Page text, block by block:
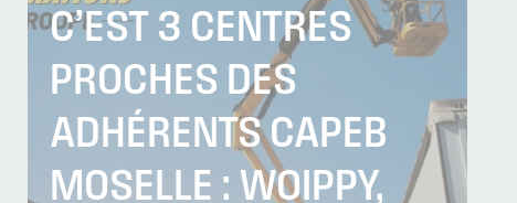
C’EST 3 CENTRES
PROCHES DES
ADHÉRENTS CAPEB
MOSELLE : WOIPPY,